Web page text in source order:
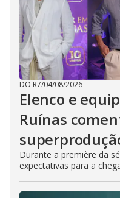
DO R7/04/08/2026
Elenco e
Ruínas
Durante a première da
expectativas para a